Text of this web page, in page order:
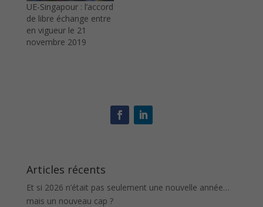
UE-Singapour : l’accord
de libre échange entre
en vigueur le 21
novembre 2019
Articles récents
Et si 2026 n’était pas seulement une nouvelle année…
mais un nouveau cap ?